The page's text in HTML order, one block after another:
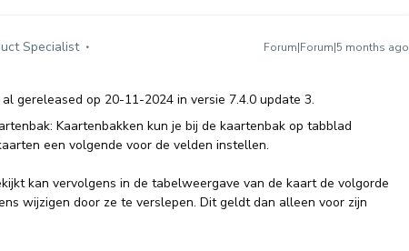
Specialist Forum|Forum|5 months ago
gereleased op 20-11-2024 in versie 7.4.0 update 3.
Kaartenbakken kun je bij de kaartenbak op tabblad
een volgende voor de velden instellen.
kan vervolgens in de tabelweergave van de kaart de volgorde
wijzigen door ze te verslepen. Dit geldt dan alleen voor zijn